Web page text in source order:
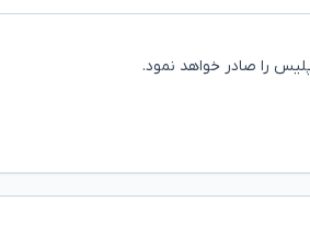
را صادر خواهد نمود.